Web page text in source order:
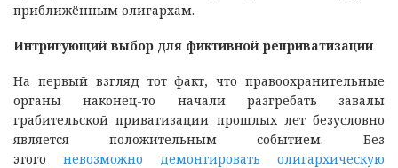
приближённым олигархам.
Интригующий выбор для фиктивнойреприватизации
На первый взгляд тот факт, что правоохранительные
органы наконец-то начали разгребать завалы
грабительской приватизации прошлых лет безусловно
является положительным событием. Без
этого невозможно демонтировать олигархическую